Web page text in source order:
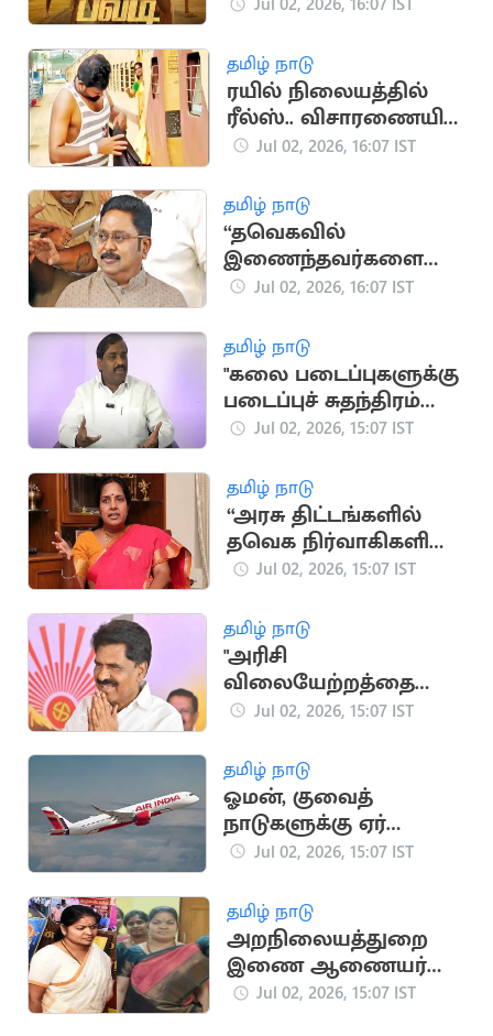
தமிழ் நாடு
ரயில் நிலையத்தில்
ரீல்ஸ்.. விசாரணையில்
ரயில்வே போலீசார்
Jul 02, 2026, 16:07 IST
தமிழ் நாடு
“தவெகவில்
இணைந்தவர்களை
விஜய் நடுத்தெருவில்
தினகரன்
Jul 02, 2026, 16:07 IST
தமிழ் நாடு
"கலை படைப்புகளுக்கு
படைப்புச் சுதந்திரம்
உண்டு".. தவாக
Jul 02, 2026, 15:07 IST
தமிழ் நாடு
“அரசு திட்டங்களில்
தவெக நிர்வாகிகளின்
தலையீடு”.. வானதி
Jul 02, 2026, 15:07 IST
தமிழ் நாடு
"அரிசி
விலையேற்றத்தை
கட்டுப்படுத்த
வேண்டும்”.. தமிழக
அரசுக்கு வலியுறுத்தல்
Jul 02, 2026, 15:07 IST
தமிழ் நாடு
ஓமன், குவைத்
நாடுகளுக்கு ஏர்
இந்தியா விமான
தொடக்கம்
Jul 02, 2026, 15:07 IST
தமிழ் நாடு
அறநிலையத்துறை
இணை ஆணையர்
ஜோதிலட்சுமி கைது
Jul 02, 2026, 15:07 IST